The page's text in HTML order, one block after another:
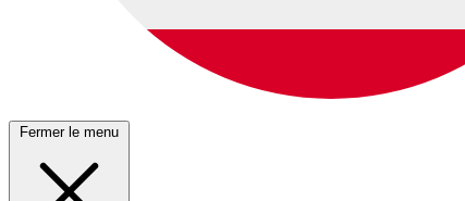
Fermer le menu